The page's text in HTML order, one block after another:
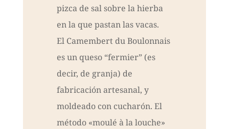
pizca de sal sobre la hierba
en la que pastan las vacas.
El Camembert du Boulonnais
es un queso “fermier” (es
decir, de granja) de
fabricación artesanal, y
moldeado con cucharón. El
método «moulé à la louche»